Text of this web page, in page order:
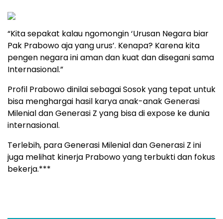
“Kita sepakat kalau ngomongin ‘Urusan Negara biar
Pak Prabowo aja yang urus’. Kenapa? Karena kita
pengen negara ini aman dan kuat dan disegani sama
Internasional.”
Profil Prabowo dinilai sebagai Sosok yang tepat untuk
bisa menghargai hasil karya anak-anak Generasi
Milenial dan Generasi Z yang bisa di expose ke dunia
internasional.
Terlebih, para Generasi Milenial dan Generasi Z ini
juga melihat kinerja Prabowo yang terbukti dan fokus
bekerja.***